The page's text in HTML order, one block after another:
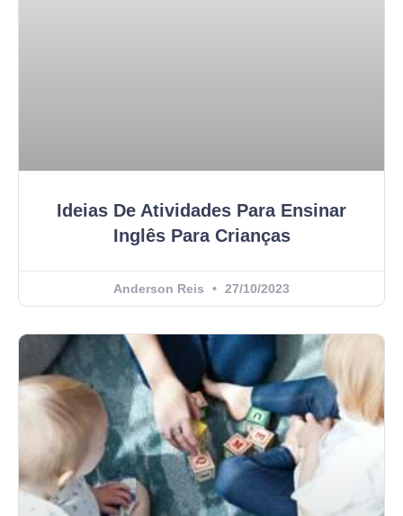
Ideias De Atividades Para Ensinar
Inglês Para Crianças
Anderson Reis 27/10/2023